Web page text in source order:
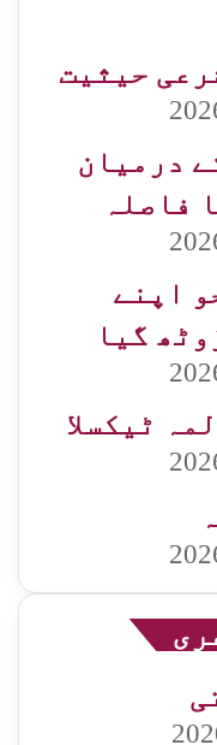
حیثیت
درمیان
فاصلہ
اپنے
گیا
ٹیکسلا